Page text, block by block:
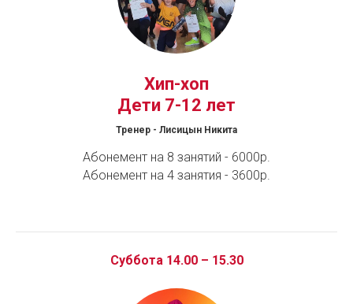
Хип-хоп
Дети 7-12 лет
Тренер - Лисицын Никита
Абонемент на 8 занятий - 6000р.
Абонемент на 4 занятия - 3600р.
Суббота 14.00 – 15.30